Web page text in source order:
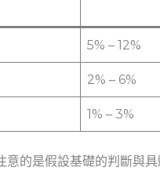
5%⁢ – ⁤12%
2%‍ – ‍6%
1%‍ – 3%
意的是假設基礎的判斷與